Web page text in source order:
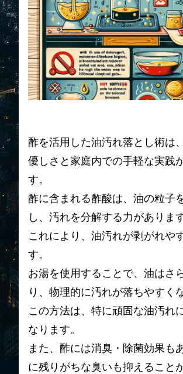
酢を活用した油汚れ落とし術は
優しさと家庭内での手軽な実践
す。
酢に含まれる酢酸は、油の粒子
し、汚れを分解する力があります
これにより、油汚れが剥がれや
す。
お湯を使用することで、油はさ
り、物理的に汚れが落ちやすく
この方法は、特に頑固な油汚れ
なります。
また、酢には消臭・除菌効果も
に残りがちな臭いも抑えること